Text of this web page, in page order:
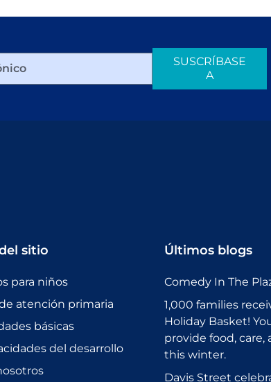
SUSCRÍBASE
A
sitio
para niños
atención primaria
básicas
del desarrollo
Últimos blogs
Comedy In The
1,000 families
Holiday Basket!
provide food, care,
this winter.
Davis Street